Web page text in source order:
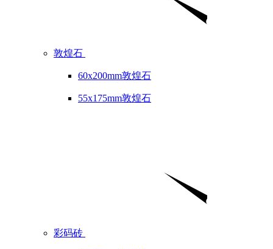
敦煌石
60x200mm敦煌石
55x175mm敦煌石
彩码砖